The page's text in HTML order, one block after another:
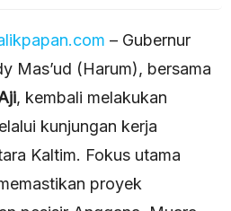
– Gubernur
Mas’ud (Harum), bersama
, kembali melakukan
kunjungan kerja
Kaltim. Fokus utama
proyek